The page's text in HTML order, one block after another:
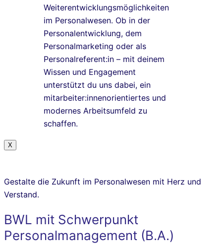
Weiterentwicklungsmöglichkeiten
im Personalwesen. Ob in der
Personalentwicklung, dem
Personalmarketing oder als
Personalreferent:in – mit deinem
Wissen und Engagement
unterstützt du uns dabei, ein
mitarbeiter:innenorientiertes und
modernes Arbeitsumfeld zu
schaffen.
X
Gestalte die Zukunft im Personalwesen mit Herz und
Verstand.
BWL mit Schwerpunkt
Personalmanagement (B.A.)